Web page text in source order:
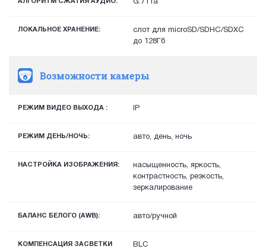
G.711a
ЛОКАЛЬНОЕ ХРАНЕНИЕ:
слот для microSD/SDHC/SDXC
до 128Гб
Возможности камеры
РЕЖИМ ВИДЕО ВЫХОДА : IP
РЕЖИМ ДЕНЬ/НОЧЬ: авто, день, ночь
НАСТРОЙКА ИЗОБРАЖЕНИЯ:
насыщенность, яркость,
контрастность, резкость,
зеркалирование
БАЛАНС БЕЛОГО (AWB): авто/ручной
КОМПЕНСАЦИЯ ЗАСВЕТКИ
BLC